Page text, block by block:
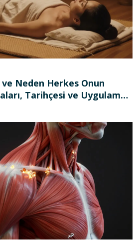
Neden Herkes Onun
Tarihçesi ve Uygulama